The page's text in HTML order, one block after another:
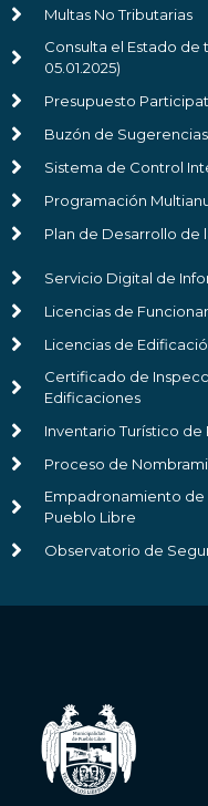
Multas No Tributarias
Consulta el Estado de
05.01.2025)
Presupuesto
Buzón de Sugerencias
Sistema de Control
Programación
Plan de Desarrollo de
Servicio Digital de
Licencias de
Licencias de
Certificado de
Edificaciones
Inventario Turístico de
Proceso de
Empadronamiento de
Pueblo Libre
Observatorio de